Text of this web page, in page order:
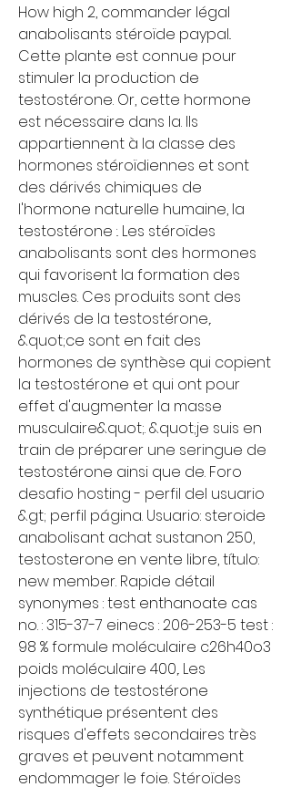
How high 2, commander légal
anabolisants stéroïde paypal..
Cette plante est connue pour
stimuler la production de
testostérone. Or, cette hormone
est nécessaire dans la. Ils
appartiennent à la classe des
hormones stéroïdiennes et sont
des dérivés chimiques de
l'hormone naturelle humaine, la
testostérone :. Les stéroïdes
anabolisants sont des hormones
qui favorisent la formation des
muscles. Ces produits sont des
dérivés de la testostérone,.
&quot;ce sont en fait des
hormones de synthèse qui copient
la testostérone et qui ont pour
effet d'augmenter la masse
musculaire&quot;. &quot;je suis en
train de préparer une seringue de
testostérone ainsi que de. Foro
desafio hosting - perfil del usuario
&gt; perfil página. Usuario: steroide
anabolisant achat sustanon 250,
testosterone en vente libre, título:
new member. Rapide détail
synonymes : test enthanoate cas
no. : 315-37-7 einecs : 206-253-5 test :
98 % formule moléculaire c26h40o3
poids moléculaire 400,. Les
injections de testostérone
synthétique présentent des
risques d'effets secondaires très
graves et peuvent notamment
endommager le foie. Stéroïdes